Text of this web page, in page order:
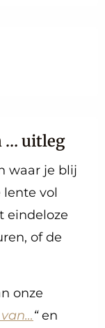
… uitleg
waar je blij
lente vol
eindeloze
of de
onze
“en